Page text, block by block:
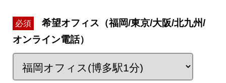
必須
希望オフィス（福岡/東京/大阪/北九州/
オンライン電話）